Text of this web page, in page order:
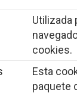
Utilizada
cookies.
Esta
paquete